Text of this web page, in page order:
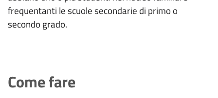
frequentanti le scuole secondarie di primo o
secondo grado.
Come fare